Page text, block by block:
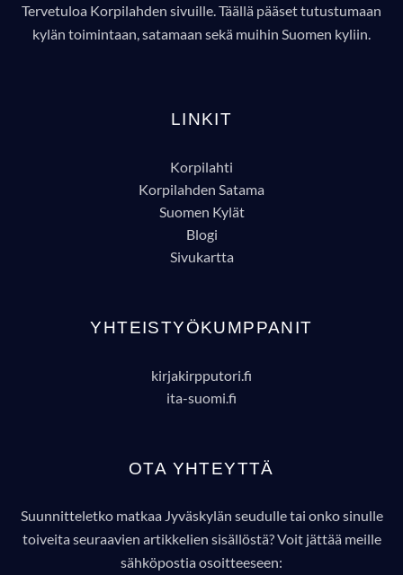
Tervetuloa Korpilahden sivuille. Täällä pääset tutustumaan
kylän toimintaan, satamaan sekä muihin Suomen kyliin.
LINKIT
Korpilahti
Korpilahden Satama
Suomen Kylät
Blogi
Sivukartta
YHTEISTYÖKUMPPANIT
kirjakirpputori.fi
ita-suomi.fi
OTA YHTEYTTÄ
Suunnitteletko matkaa Jyväskylän seudulle tai onko sinulle
toiveita seuraavien artikkelien sisällöstä? Voit jättää meille
sähköpostia osoitteeseen: